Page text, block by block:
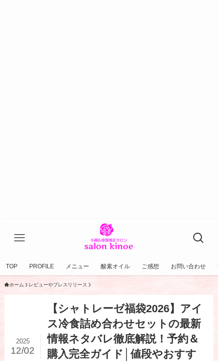
TOP PROFILE メニュー 酸素オイル ご感想 お問い合わせ
ホーム レビューやプレスリリース
【シャトレーゼ福袋2026】アイ
ス冷食詰め合わせセットの最新
情報ネタバレ徹底解説！予約＆
購入完全ガイド│値段やおすす
2025
12/02